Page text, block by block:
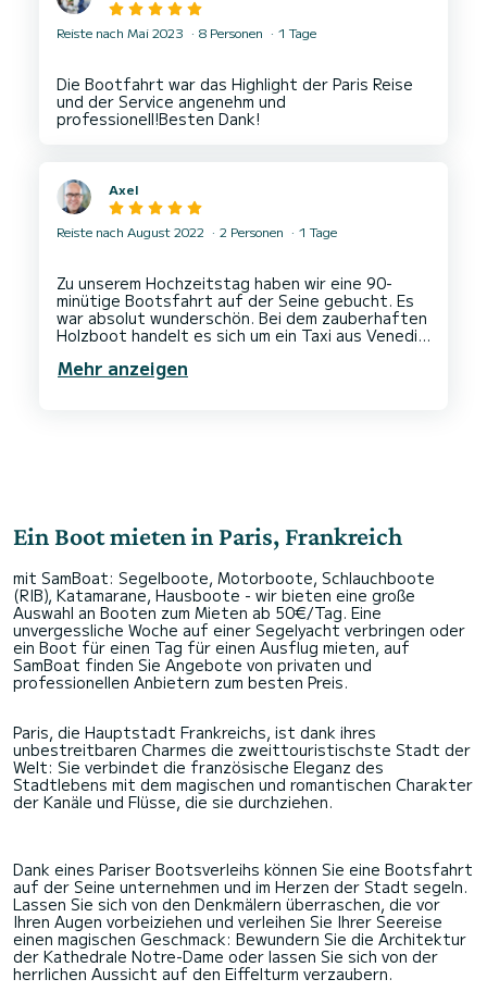
Reiste nach Mai 2023 8 Personen 1 Tage
Die Bootfahrt war das Highlight der Paris Reise
und der Service angenehm und
Axel
Reiste nach August 2022 2 Personen 1 Tage
Zu unserem Hochzeitstag haben wir eine 90-
minütige Bootsfahrt auf der Seine gebucht. Es
war absolut wunderschön. Bei dem zauberhaften
Holzboot handelt es sich um ein Taxi aus Venedig
Champagner genossen wir die gemütliche Fahrt
Mehr anzeigen
Ein Boot mieten in Paris, Frankreich
mit SamBoat: Segelboote, Motorboote, Schlauchboote
(RIB), Katamarane, Hausboote - wir bieten eine große
Auswahl an Booten zum Mieten ab 50€/Tag. Eine
unvergessliche Woche auf einer Segelyacht verbringen oder
ein Boot für einen Tag für einen Ausflug mieten, auf
SamBoat finden Sie Angebote von privaten und
professionellen Anbietern zum besten Preis.
Paris, die Hauptstadt Frankreichs, ist dank ihres
unbestreitbaren Charmes die zweittouristischste Stadt der
Welt: Sie verbindet die französische Eleganz des
Stadtlebens mit dem magischen und romantischen Charakter
der Kanäle und Flüsse, die sie durchziehen.
Dank eines Pariser Bootsverleihs können Sie eine Bootsfahrt
auf der Seine unternehmen und im Herzen der Stadt segeln.
Lassen Sie sich von den Denkmälern überraschen, die vor
Ihren Augen vorbeiziehen und verleihen Sie Ihrer Seereise
einen magischen Geschmack: Bewundern Sie die Architektur
der Kathedrale Notre-Dame oder lassen Sie sich von der
herrlichen Aussicht auf den Eiffelturm verzaubern.